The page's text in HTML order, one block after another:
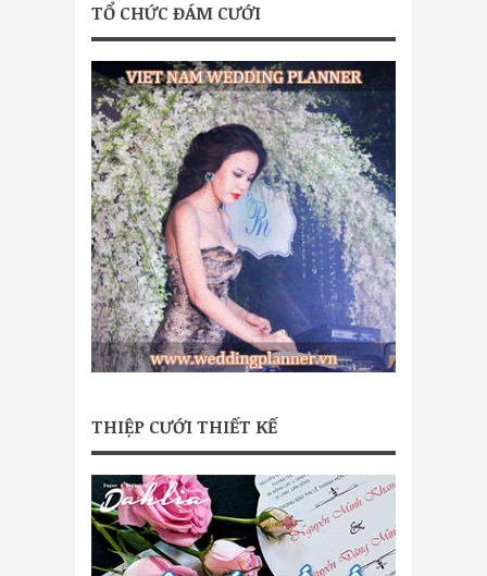
TỔ CHỨC ĐÁM CƯỚI
THIỆP CƯỚI THIẾT KẾ